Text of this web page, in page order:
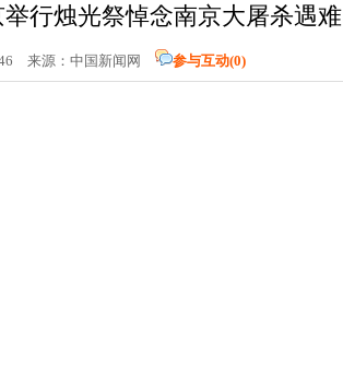
行烛光祭悼念南京大屠杀遇
来源： 中国新闻网 参与互动(0)